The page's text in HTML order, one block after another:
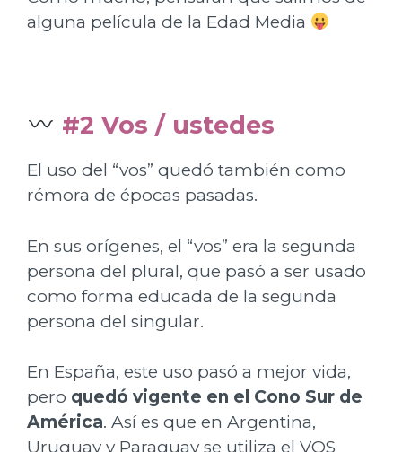
alguna película de la Edad Media
#2 Vos / ustedes
El uso del “vos” quedó también como
rémora de épocas pasadas.
En sus orígenes, el “vos” era la segunda
persona del plural, que pasó a ser usado
como forma educada de la segunda
persona del singular.
En España, este uso pasó a mejor vida,
pero quedó vigente en el Cono Sur de
América. Así es que en Argentina,
Uruguay y Paraguay se utiliza el VOS